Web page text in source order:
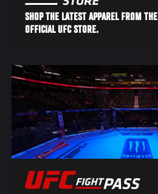
SHOP THE LATEST APPAREL FROM THE
OFFICIAL UFC STORE.